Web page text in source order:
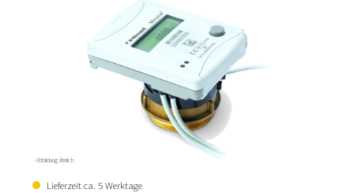
Abbildung ähnlich
Lieferzeit ca. 5 Werktage